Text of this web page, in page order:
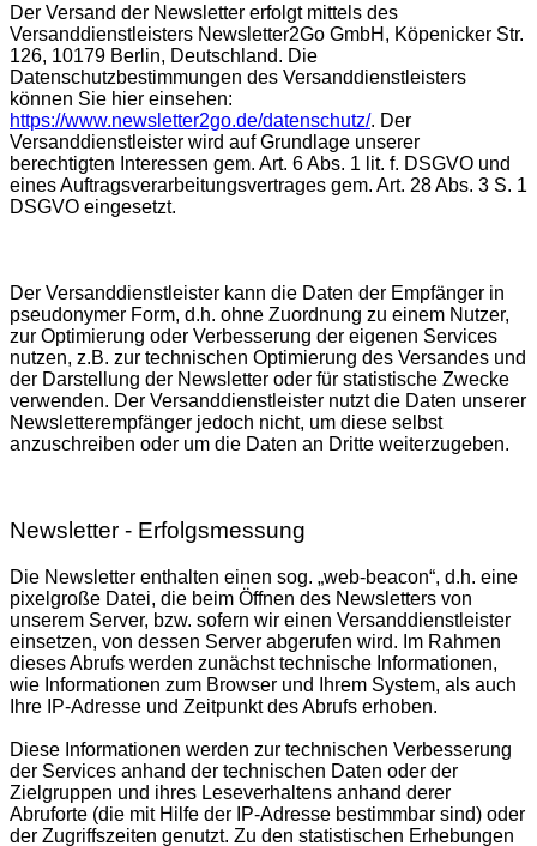
Der Versand der Newsletter erfolgt mittels des
Versanddienstleisters Newsletter2Go GmbH, Köpenicker Str.
126, 10179 Berlin, Deutschland. Die
Datenschutzbestimmungen des Versanddienstleisters
können Sie hier einsehen:
https://www.newsletter2go.de/datenschutz/. Der
Versanddienstleister wird auf Grundlage unserer
berechtigten Interessen gem. Art. 6 Abs. 1 lit. f. DSGVO und
eines Auftragsverarbeitungsvertrages gem. Art. 28 Abs. 3 S. 1
DSGVO eingesetzt.
Der Versanddienstleister kann die Daten der Empfänger in
pseudonymer Form, d.h. ohne Zuordnung zu einem Nutzer,
zur Optimierung oder Verbesserung der eigenen Services
nutzen, z.B. zur technischen Optimierung des Versandes und
der Darstellung der Newsletter oder für statistische Zwecke
verwenden. Der Versanddienstleister nutzt die Daten unserer
Newsletterempfänger jedoch nicht, um diese selbst
anzuschreiben oder um die Daten an Dritte weiterzugeben.
Newsletter - Erfolgsmessung
Die Newsletter enthalten einen sog. „web-beacon“, d.h. eine
pixelgroße Datei, die beim Öffnen des Newsletters von
unserem Server, bzw. sofern wir einen Versanddienstleister
einsetzen, von dessen Server abgerufen wird. Im Rahmen
dieses Abrufs werden zunächst technische Informationen,
wie Informationen zum Browser und Ihrem System, als auch
Ihre IP-Adresse und Zeitpunkt des Abrufs erhoben.
Diese Informationen werden zur technischen Verbesserung
der Services anhand der technischen Daten oder der
Zielgruppen und ihres Leseverhaltens anhand derer
Abruforte (die mit Hilfe der IP-Adresse bestimmbar sind) oder
der Zugriffszeiten genutzt. Zu den statistischen Erhebungen